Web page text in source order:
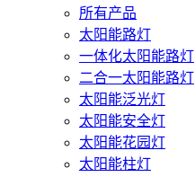
所有产品
太阳能路灯
一体化太阳能路灯
二合一太阳能路灯
太阳能泛光灯
太阳能安全灯
太阳能花园灯
太阳能柱灯